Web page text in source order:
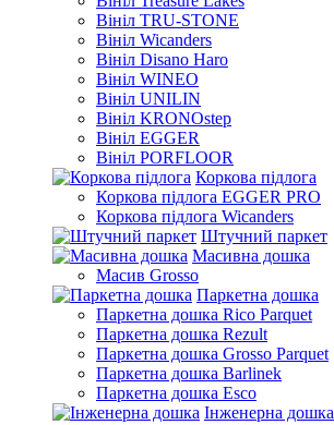
Вініл TRU-STONE
Вініл Wicanders
Вініл Disano Haro
Вініл WINEO
Вініл UNILIN
Вініл KRONOstep
Вініл EGGER
Вініл PORFLOOR
Коркова підлога
Коркова підлога EGGER PRO
Коркова підлога Wicanders
Штучний паркет
Масивна дошка
Масив Grosso
Паркетна дошка
Паркетна дошка Rico Parquet
Паркетна дошка Rezult
Паркетна дошка Grosso Parquet
Паркетна дошка Barlinek
Паркетна дошка Esco
Інженерна дошка